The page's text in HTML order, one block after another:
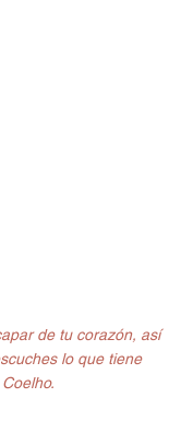
de tu corazón, así
lo que tiene